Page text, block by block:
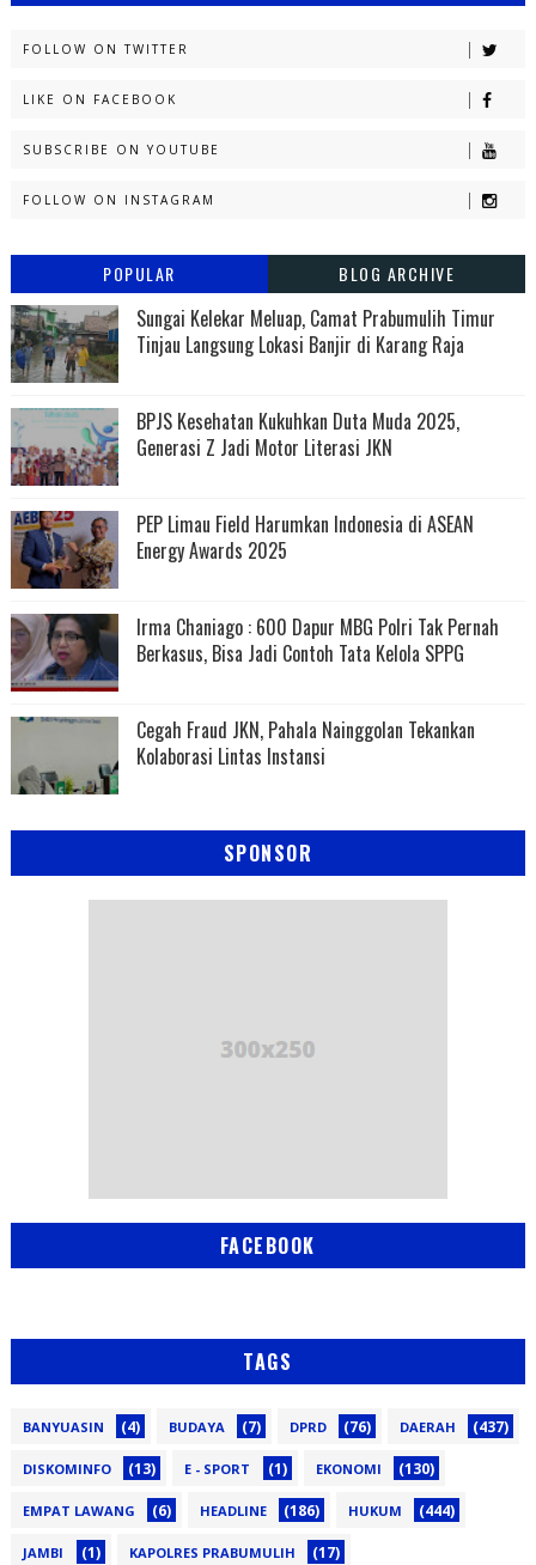
FOLLOW ON TWITTER
LIKE ON FACEBOOK
SUBSCRIBE ON YOUTUBE
FOLLOW ON INSTAGRAM
POPULAR BLOG ARCHIVE
Sungai Kelekar Meluap, Camat Prabumulih Timur
Tinjau Langsung Lokasi Banjir di Karang Raja
BPJS Kesehatan Kukuhkan Duta Muda 2025,
Generasi Z Jadi Motor Literasi JKN
PEP Limau Field Harumkan Indonesia di ASEAN
Energy Awards 2025
Irma Chaniago : 600 Dapur MBG Polri Tak Pernah
Berkasus, Bisa Jadi Contoh Tata Kelola SPPG
Cegah Fraud JKN, Pahala Nainggolan Tekankan
Kolaborasi Lintas Instansi
SPONSOR
FACEBOOK
TAGS
BANYUASIN (4) BUDAYA (7) DPRD (76) DAERAH (437)
DISKOMINFO (13) E - SPORT (1) EKONOMI (130)
EMPAT LAWANG (6) HEADLINE (186) HUKUM (444)
JAMBI (1) KAPOLRES PRABUMULIH (17)